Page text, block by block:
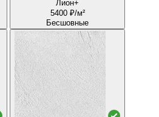
Лион+
5400 ₽/м²
Бесшовные